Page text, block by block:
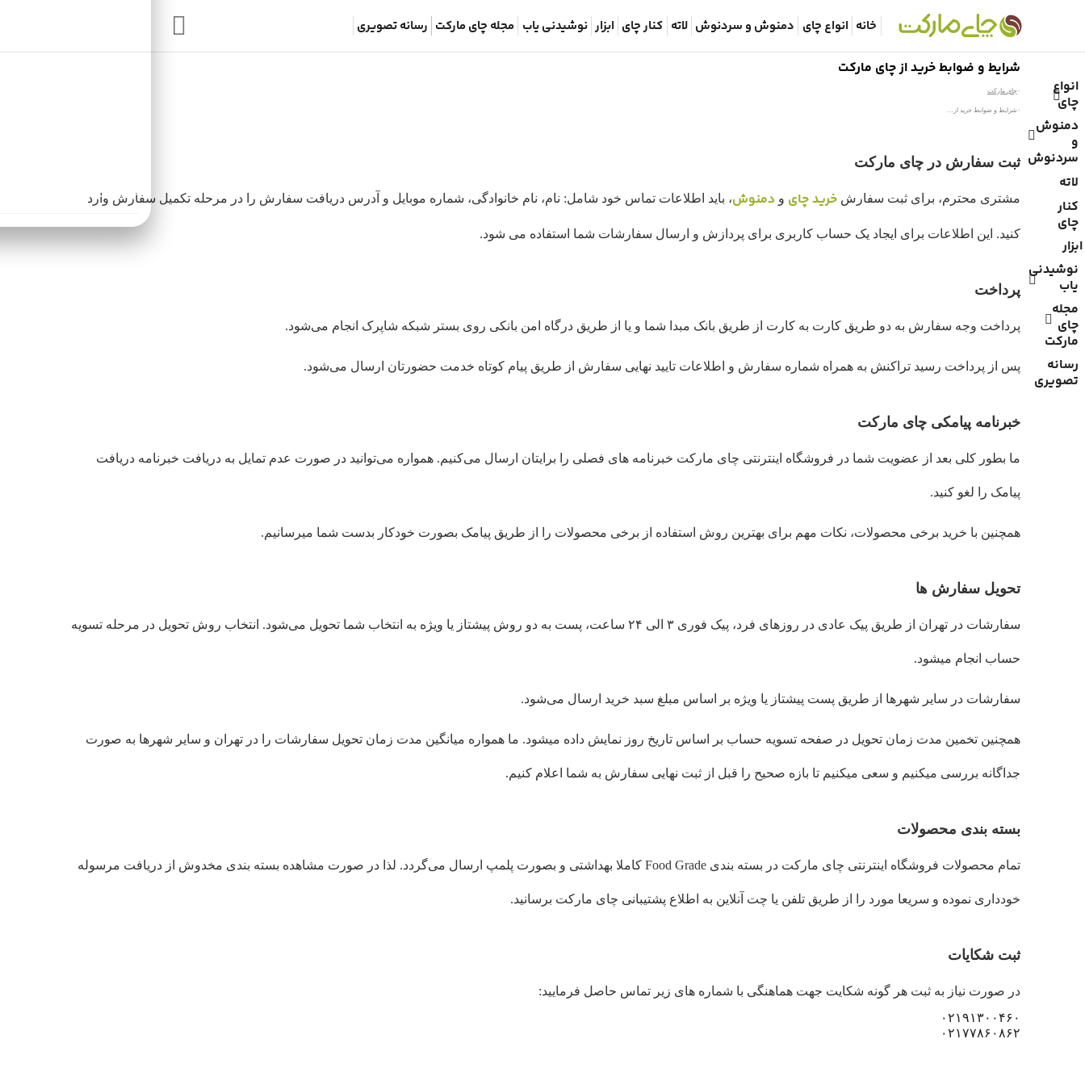
خانه انواع چای دمنوش و سردنوش لاته کنار چای ابزار نوشیدنی یاب مجله چای مارکت رسانه تصویری
سفارش‌های بالاتر از ۱ میلیون‌تومان بصورت رایگان ارسال میشوند.
انواع
چای
دمنوش
و
سردنوش
لاته
کنار
چای
ابزار
نوشیدنی
یاب
مجله
چای
مارکت
رسانه
تصویری
شرایط و ضوابط خرید از چای مارکت
You are here:
چای مارکت
شرایط و ضوابط خرید از…
ثبت سفارش در چای مارکت
مشتری محترم، برای ثبت سفارش خرید چای و دمنوش، باید اطلاعات تماس خود شامل: نام، نام خانوادگی، شماره موبایل و آدرس دریافت سفارش را در مرحله تکمیل سفارش وارد
کنید. این اطلاعات برای ایجاد یک حساب کاربری برای پردازش و ارسال سفارشات شما استفاده می شود.
پرداخت
پرداخت وجه سفارش به دو طریق کارت به کارت از طریق بانک مبدا شما و یا از طریق درگاه امن بانکی روی بستر شبکه شاپرک انجام می‌شود.
پس از پرداخت رسید تراکنش به همراه شماره سفارش و اطلاعات تایید نهایی سفارش از طریق پیام کوتاه خدمت حضورتان ارسال می‌شود.
خبرنامه پیامکی چای مارکت
ما بطور کلی بعد از عضویت شما در فروشگاه اینترنتی چای مارکت خبرنامه های فصلی را برایتان ارسال می‌کنیم. همواره می‌توانید در صورت عدم تمایل به دریافت خبرنامه دریافت
پیامک را لغو کنید.
همچنین با خرید برخی محصولات، نکات مهم برای بهترین روش استفاده از برخی محصولات را از طریق پیامک بصورت خودکار بدست شما میرسانیم.
تحویل سفارش ها
سفارشات در تهران از طریق پیک عادی در روزهای فرد، پیک فوری ۳ الی ۲۴ ساعت، پست به دو روش پیشتاز یا ویژه به انتخاب شما تحویل می‌شود. انتخاب روش تحویل در مرحله تسویه
حساب انجام میشود.
سفارشات در سایر شهرها از طریق پست پیشتاز یا ویژه بر اساس مبلغ سبد خرید ارسال می‌شود.
همچنین تخمین مدت زمان تحویل در صفحه تسویه حساب بر اساس تاریخ روز نمایش داده میشود. ما همواره میانگین مدت زمان تحویل سفارشات را در تهران و سایر شهرها به صورت
جداگانه بررسی میکنیم و سعی میکنیم تا بازه صحیح را قبل از ثبت نهایی سفارش به شما اعلام کنیم.
بسته بندی محصولات
تمام محصولات فروشگاه اینترنتی چای مارکت در بسته بندی Food Grade کاملا بهداشتی و بصورت پلمپ ارسال می‌گردد. لذا در صورت مشاهده بسته بندی مخدوش از دریافت مرسوله
خودداری نموده و سریعا مورد را از طریق تلفن یا چت آنلاین به اطلاع پشتیبانی چای مارکت برسانید.
ثبت شکایات
در صورت نیاز به ثبت هر گونه شکایت جهت هماهنگی با شماره های زیر تماس حاصل فرمایید:
۰۲۱۹۱۳۰۰۴۶۰
۰۲۱۷۷۸۶۰۸۶۲